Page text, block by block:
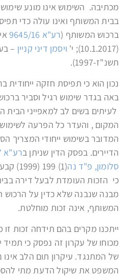
מכתיבה. השימוש אינו מונע
בבית המשותף ואינו עולה כדי
ברכוש המשותף (רע"א 9645/16
(10.1.2017); י'
ויסמן דיני קניין –
תשנ"ז-1997).
נכון הוא כי תפיסת חזקה ייחודית
באה בגדר שימוש רגיל וסביר
לעיתים בשים לב למאפייני הבית
המקום , והעדר כל הפרעה לשימוש
המדובר בשימוש ייחודי המצריך
הדיירים. בפסק הדין שניתן ב
סלומון, פ"ד נה
(1) 199
כי הזכות העומדת לבעל דירה
מבנה שנבנה שלא כדין על הרכוש
המשותף, אינה זכות מוחלטת.
ייתכנו מקרים בהם תידחה זכות זו
מכוחו של עקרון זה נפסק כי תמיד
של המתנגד. עיקרון תום הלב אינו
המשפט את שיקול הדעת מתי